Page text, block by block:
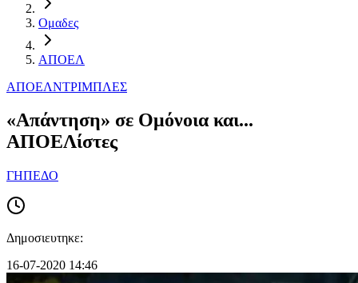
Ομαδες
ΑΠΟΕΛ
ΑΠΟΕΛΝΤΡΙΜΠΛΕΣ
«Απάντηση» σε Ομόνοια και...
ΑΠΟΕΛίστες
ΓΗΠΕΔΟ
Δημοσιευτηκε:
16-07-2020 14:46